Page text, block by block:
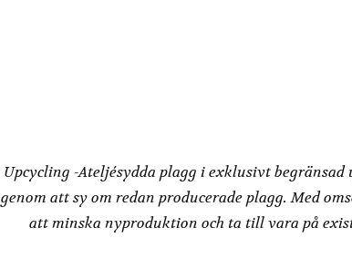
Upcycling -Ateljésydda plagg i exklusivt begränsad
genom att sy om redan producerade plagg. Med
att minska nyproduktion och ta till vara på